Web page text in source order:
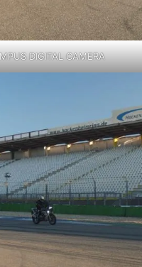
DIGITAL CAMERA